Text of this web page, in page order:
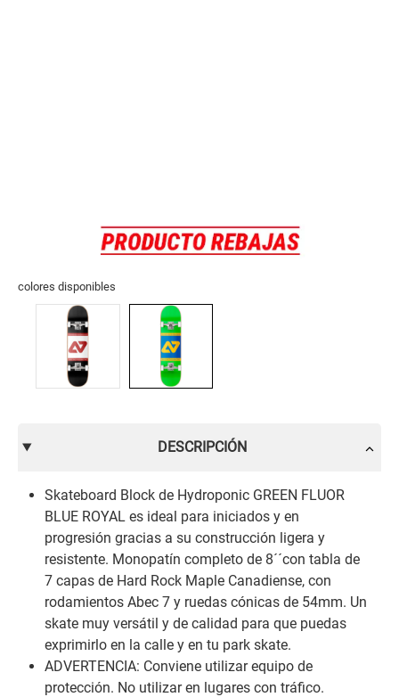
colores disponibles
DESCRIPCIÓN
Skateboard Block de Hydroponic GREEN FLUOR
BLUE ROYAL es ideal para iniciados y en
progresión gracias a su construcción ligera y
resistente. Monopatín completo de 8´´con tabla de
7 capas de Hard Rock Maple Canadiense, con
rodamientos Abec 7 y ruedas cónicas de 54mm. Un
skate muy versátil y de calidad para que puedas
exprimirlo en la calle y en tu park skate.
ADVERTENCIA: Conviene utilizar equipo de
protección. No utilizar en lugares con tráfico.